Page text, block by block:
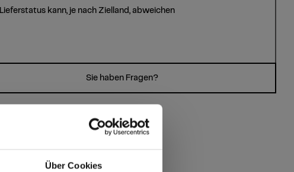
Über Cookies
Lieferstatus kann, je nach Zielland, abweichen
Sie haben Fragen?